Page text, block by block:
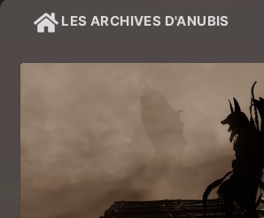
LES ARCHIVES D'ANUBIS